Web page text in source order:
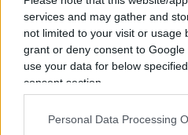
services and may gather and
not limited to your visit or usage
grant or deny consent to
use your data for below
consent section.
Personal Data Processing
SEDUTE SATIRICHE
Vignetta del